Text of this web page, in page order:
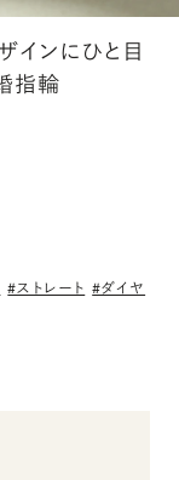
インにひと目
指輪
#ストレート #ダイヤ